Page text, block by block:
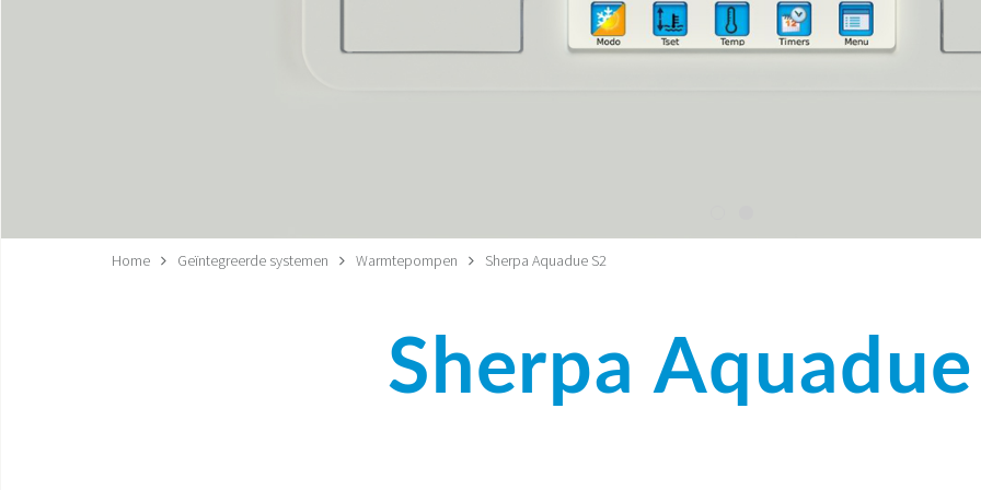
Home Geïntegreerde systemen Warmtepompen Sherpa Aquadue S2
Sherpa